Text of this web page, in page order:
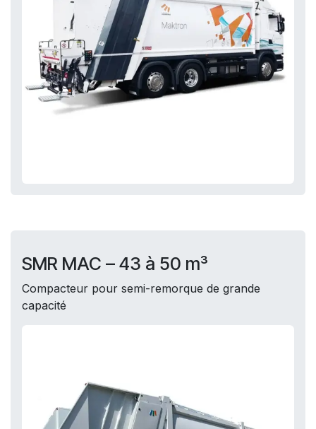
SMR MAC – 43 à 50 m³
Compacteur pour semi-remorque de grande
capacité